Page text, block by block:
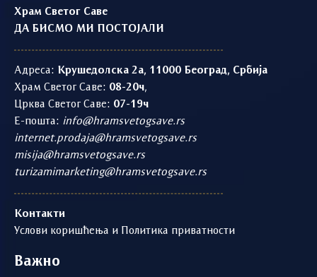
Храм Светог Саве
ДА БИСМО МИ ПОСТОЈАЛИ
Адреса: Крушедолска 2а, 11000 Београд, Србија
Храм Светог Саве: 08-20ч,
Црква Светог Саве: 07-19ч
Е-пошта: info@hramsvetogsave.rs
internet.prodaja@hramsvetogsave.rs
misija@hramsvetogsave.rs
turizamimarketing@hramsvetogsave.rs
Контакти
Услови коришћења и Политика приватности
Важно